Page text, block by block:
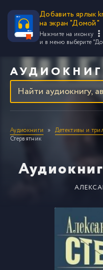
Добавить ярлык
на экран "Домой"
Нажмите на иконку
и в меню выберите
Аудиокниги Детективы и
Стервятник